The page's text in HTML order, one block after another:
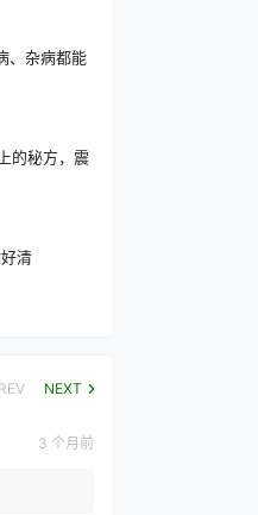
、杂病都能
的秘方，震
清
NEXT
3 个月前